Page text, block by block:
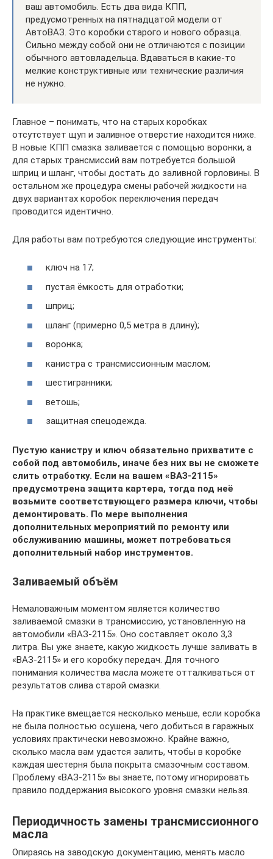
ваш автомобиль. Есть два вида КПП,
предусмотренных на пятнадцатой модели от
АвтоВАЗ. Это коробки старого и нового образца.
Сильно между собой они не отличаются с позиции
обычного автовладельца. Вдаваться в какие-то
мелкие конструктивные или технические различия
не нужно.
Главное – понимать, что на старых коробках
отсутствует щуп и заливное отверстие находится ниже.
В новые КПП смазка заливается с помощью воронки, а
для старых трансмиссий вам потребуется большой
шприц и шланг, чтобы достать до заливной горловины. В
остальном же процедура смены рабочей жидкости на
двух вариантах коробок переключения передач
проводится идентично.
Для работы вам потребуются следующие инструменты:
ключ на 17;
пустая ёмкость для отработки;
шприц;
шланг (примерно 0,5 метра в длину);
воронка;
канистра с трансмиссионным маслом;
шестигранники;
ветошь;
защитная спецодежда.
Пустую канистру и ключ обязательно прихватите с
собой под автомобиль, иначе без них вы не сможете
слить отработку. Если на вашем «ВАЗ-2115»
предусмотрена защита картера, тогда под неё
возьмите соответствующего размера ключи, чтобы
демонтировать. По мере выполнения
дополнительных мероприятий по ремонту или
обслуживанию машины, может потребоваться
дополнительный набор инструментов.
Заливаемый объём
Немаловажным моментом является количество
заливаемой смазки в трансмиссию, установленную на
автомобили «ВАЗ-2115». Оно составляет около 3,3
литра. Вы уже знаете, какую жидкость лучше заливать в
«ВАЗ-2115» и его коробку передач. Для точного
понимания количества масла можете отталкиваться от
результатов слива старой смазки.
На практике вмещается несколько меньше, если коробка
не была полностью осушена, чего добиться в гаражных
условиях практически невозможно. Крайне важно,
сколько масла вам удастся залить, чтобы в коробке
каждая шестерня была покрыта смазочным составом.
Проблему «ВАЗ-2115» вы знаете, потому игнорировать
правило поддержания высокого уровня смазки нельзя.
Периодичность замены трансмиссионного
масла
Опираясь на заводскую документацию, менять масло